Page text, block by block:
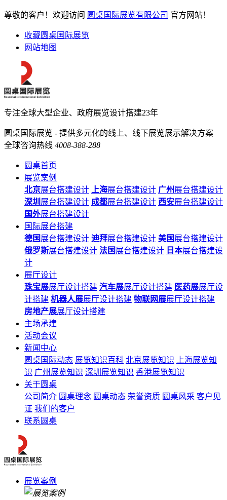
尊敬的客户！欢迎访问 圆桌国际展览有限公司 官方网站！
收藏圆桌国际展览
网站地图
专注全球大型企业、政府展览设计搭建23年
圆桌国际展览 - 提供多元化的线上、线下展览展示解决方案
全球咨询热线 4008-388-288
圆桌首页
展览案例
北京展台搭建设计 上海展台搭建设计 广州展台搭建设计
深圳 展台搭建设计 成都展台搭建设计 西安展台搭建设计
国外展台搭建设计
国际展台搭建
德国 展台搭建设计 迪拜展台搭建设计 美国 展台搭建设计
俄罗斯展台搭建设计 法国 展台搭建设计 日本展台搭建设
计
展厅设计
珠宝展展厅设计搭建 汽车展展厅设计搭建 医药展展厅设
计搭建 机器人展展厅设计搭建 物联网展展厅设计搭建
房地产展展厅设计搭建
主场承建
活动会议
新闻中心
圆桌国际动态 展览知识百科 北京展览知识
上海展览知
识 广州展览知识 深圳展览知识 香港展览知识
关于圆桌
公司简介 圆桌理念 圆桌动态 荣誉资质 圆桌风采 客户见
证 我们的客户
联系圆桌
展览案例